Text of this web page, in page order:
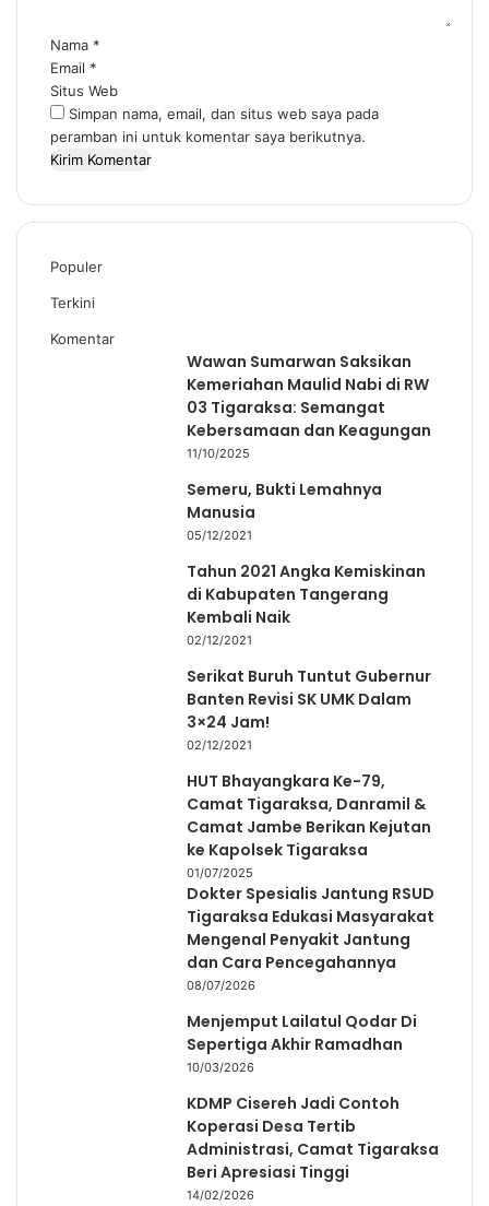
*Nama *
Email *
Situs Web
Simpan nama, email, dan situs web saya pada
peramban ini untuk komentar saya berikutnya.
Populer
Terkini
Komentar
Wawan Sumarwan Saksikan
Kemeriahan Maulid Nabi di RW
03 Tigaraksa: Semangat
Kebersamaan dan Keagungan
11/10/2025
Semeru, Bukti Lemahnya
Manusia
05/12/2021
Tahun 2021 Angka Kemiskinan
di Kabupaten Tangerang
Kembali Naik
02/12/2021
Serikat Buruh Tuntut Gubernur
Banten Revisi SK UMK Dalam
3×24 Jam!
02/12/2021
HUT Bhayangkara Ke-79,
Camat Tigaraksa, Danramil &
Camat Jambe Berikan Kejutan
ke Kapolsek Tigaraksa
01/07/2025
Dokter Spesialis Jantung RSUD
Tigaraksa Edukasi Masyarakat
Mengenal Penyakit Jantung
dan Cara Pencegahannya
08/07/2026
Menjemput Lailatul Qodar Di
Sepertiga Akhir Ramadhan
10/03/2026
KDMP Cisereh Jadi Contoh
Koperasi Desa Tertib
Administrasi, Camat Tigaraksa
Beri Apresiasi Tinggi
14/02/2026